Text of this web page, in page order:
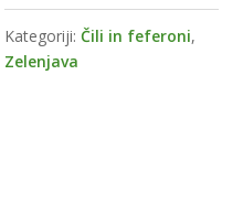
Kategoriji:Čili in feferoni,
Zelenjava